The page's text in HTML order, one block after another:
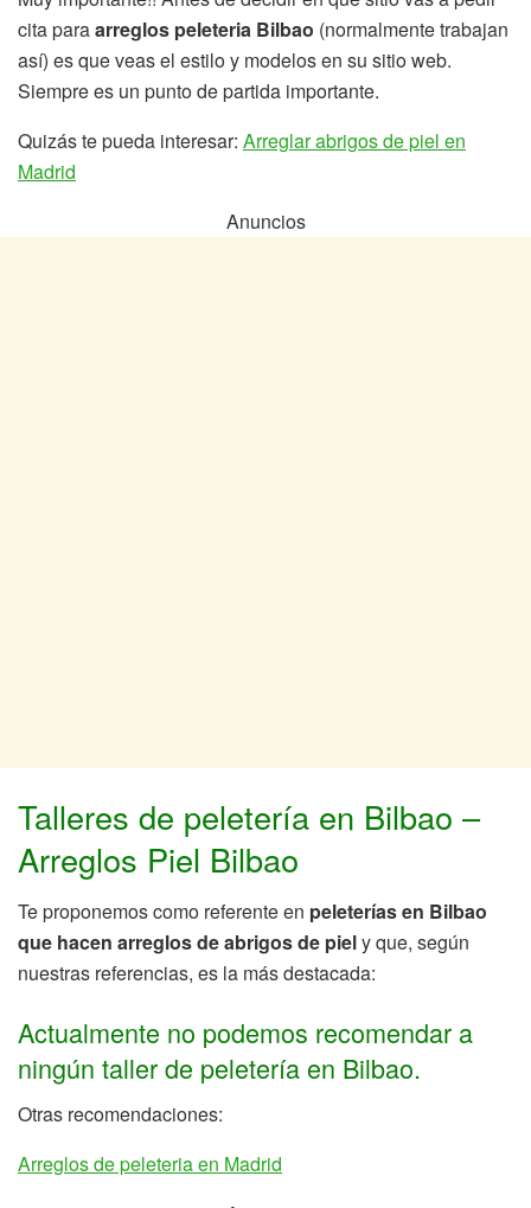
cita paraarreglos peleteria Bilbao (normalmente trabajan
así) es que veas el estilo y modelos en su sitio web.
Siempre es un punto de partida importante.
Quizás te pueda interesar: Arreglar abrigos de piel en
Madrid
Anuncios
Talleres de peletería en Bilbao –
Arreglos Piel Bilbao
Te proponemos como referente en peleterías en Bilbao
que hacen arreglos de abrigos de piely que, según
nuestras referencias, es la más destacada:
Actualmente no podemos recomendar a
ningún taller de peletería en Bilbao.
Otras recomendaciones:
Arreglos de peleteria en Madrid